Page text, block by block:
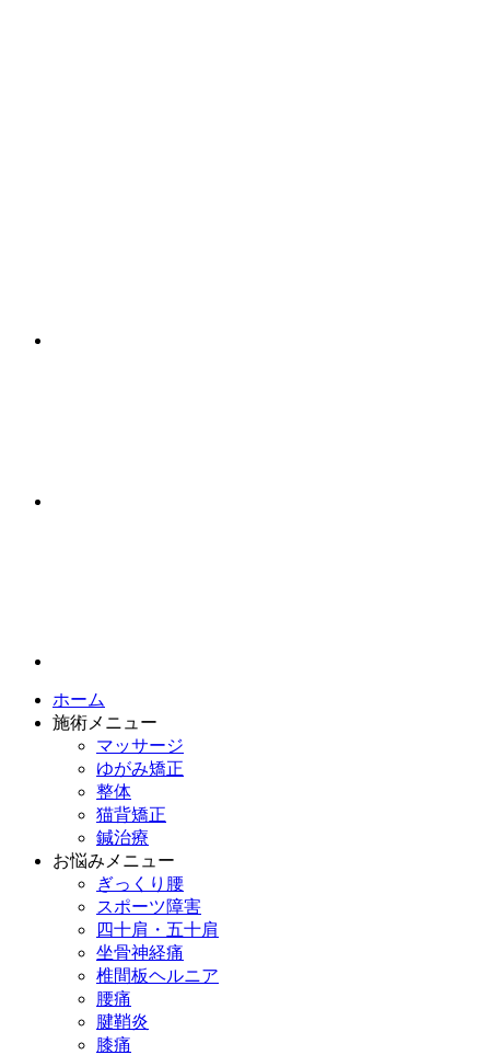
ホーム
施術メニュー
マッサージ
ゆがみ矯正
整体
猫背矯正
鍼治療
お悩みメニュー
ぎっくり腰
スポーツ障害
四十肩・五十肩
坐骨神経痛
椎間板ヘルニア
腰痛
腱鞘炎
膝痛